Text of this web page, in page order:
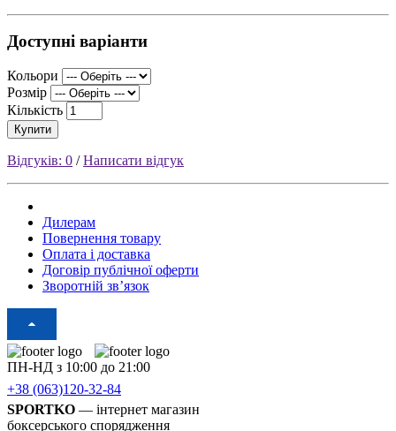
Доступні варіанти
Кольори
Розмір
Кількість
Купити
Відгуків: 0 /Написати відгук
Дилерам
Повернення товару
Оплата і доставка
Договір публічної оферти
Зворотній зв’язок
ПН-НД з 10:00 до 21:00
+38 (063)120-32-84
SPORTKO — інтернет магазин
боксерського спорядження